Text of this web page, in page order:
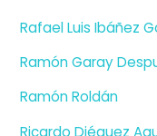
Rafael Luis Ibáñez
Ramón Garay
Ramón Roldán
Ricardo Diéguez